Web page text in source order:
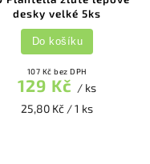
desky velké 5ks
107 Kč bez DPH
129 Kč / ks
25,80 Kč / 1 ks
Do košíku